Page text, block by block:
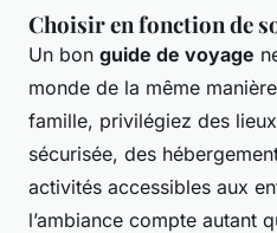
Choisir en fonction de
Un bon guide de voyage
monde de la même
famille, privilégiez des
sécurisée, des
activités accessibles aux
l’ambiance compte autant